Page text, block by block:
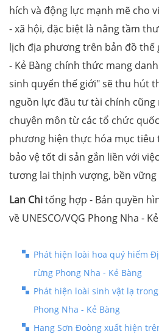
hích và động lực mạnh mẽ cho
- xã hội, đặc biệt là nâng tầm
lịch địa phương trên bản đồ thế
- Kẻ Bàng chính thức mang
sinh quyển thế giới" sẽ thu hút
nguồn lực đầu tư tài chính
chuyên môn từ các tổ chức
phương hiện thực hóa mục tiêu
bảo vệ tốt di sản gắn liền với
tương lai thịnh vượng, bền vững
Lan Chitổng hợp - Bản quyền
về UNESCO/VQG Phong Nha -
Phát hiện loài hoa quý hiếm
rừng Phong Nha - Kẻ Bàng
Phát hiện loài sinh vật lạ
Phong Nha - Kẻ Bàng
Hang Sơn Đoòng xuất hiện